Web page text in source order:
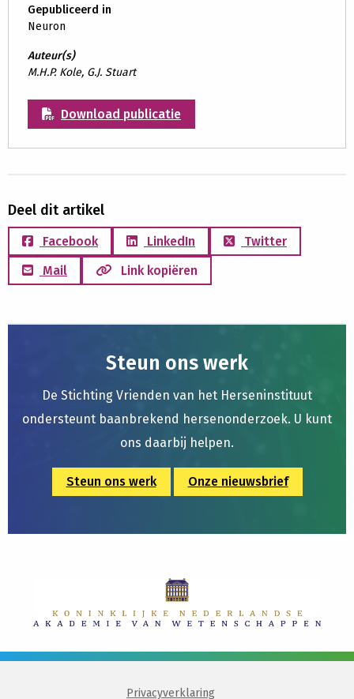
Gepubliceerd in
Neuron
Auteur(s)
M.H.P. Kole, G.J. Stuart
Download publicatie
Deel dit artikel
Facebook LinkedIn
Twitter
Mail
Link kopiëren
Steun ons werk
De Stichting Vrienden van het Herseninstituut
ondersteunt baanbrekend hersenonderzoek. U kunt
ons daarbij helpen.
Steun ons werk Onze nieuwsbrief
Privacyverklaring